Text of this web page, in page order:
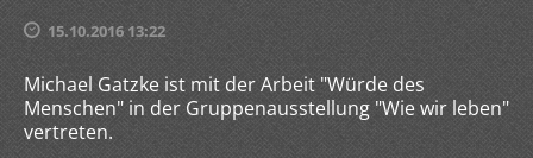
15.10.2016 13:22
Michael Gatzke ist mit der Arbeit "Würde des
Menschen" in der Gruppenausstellung "Wie wir leben"
vertreten.